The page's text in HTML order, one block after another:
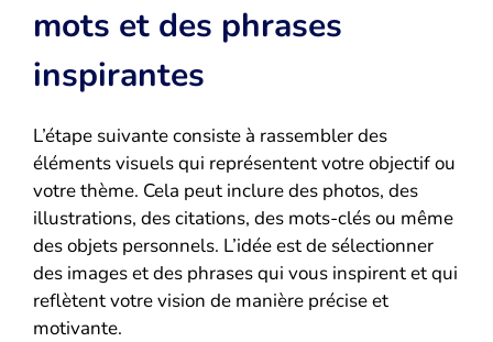
mots et des phrases
inspirantes
L’étape suivante consiste à rassembler des
éléments visuels qui représentent votre objectif ou
votre thème. Cela peut inclure des photos, des
illustrations, des citations, des mots-clés ou même
des objets personnels. L’idée est de sélectionner
des images et des phrases qui vous inspirent et qui
reflètent votre vision de manière précise et
motivante.